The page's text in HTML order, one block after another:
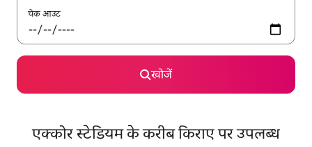
चेक आउट
खोजें
एक्कोर स्टेडियम के करीब किराए पर उपलब्ध